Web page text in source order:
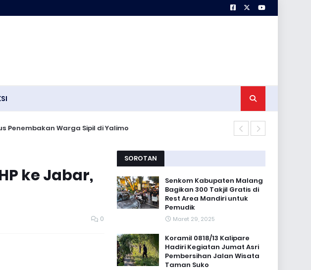
Penembakan Warga Sipil di Yalimo
ke Jabar,
0
SOROTAN
Senkom Kabupaten Malang
Bagikan 300 Takjil Gratis di
Rest Area Mandiri untuk
Pemudik
Maret 29, 2025
Koramil 0818/13 Kalipare
Hadiri Kegiatan Jumat Asri
Pembersihan Jalan Wisata
Taman Suko